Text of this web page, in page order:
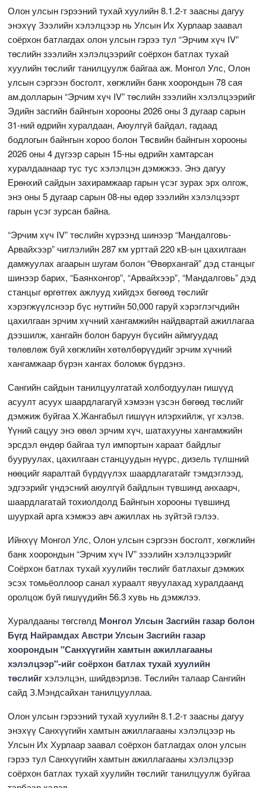
Олон улсын гэрээний тухай хуулийн 8.1.2-т заасны дагуу
энэхүү Зээлийн хэлэлцээр нь Улсын Их Хурлаар заавал
соёрхон батлагдах олон улсын гэрээ тул “Эрчим хүч IV”
төслийн зээлийн хэлэлцээрийг соёрхон батлах тухай
хуулийн төслийг танилцуулж байгаа аж. Монгол Улс, Олон
улсын сэргээн босголт, хөгжлийн банк хоорондын 78 сая
ам.долларын “Эрчим хүч IV” төслийн зээлийн хэлэлцээрийг
Эдийн засгийн байнгын хорооны 2026 оны 3 дугаар сарын
31-ний өдрийн хуралдаан, Аюулгүй байдал, гадаад
бодлогын байнгын хороо болон Төсвийн байнгын хорооны
2026 оны 4 дүгээр сарын 15-ны өдрийн хамтарсан
хуралдаанаар тус тус хэлэлцэн дэмжжээ. Энэ дагуу
Ерөнхий сайдын захирамжаар гарын үсэг зурах эрх олгож,
энэ оны 5 дугаар сарын 08-ны өдөр зээлийн хэлэлцээрт
гарын үсэг зурсан байна.
“Эрчим хүч IV” төслийн хүрээнд шинээр “Мандалговь-
Арвайхээр” чиглэлийн 287 км урттай 220 кВ-ын цахилгаан
дамжуулах агаарын шугам болон “Өвөрхангай” дэд станцыг
шинээр барих, “Баянхонгор”, “Арвайхээр”, “Мандалговь” дэд
станцыг өргөтгөх ажлууд хийгдэх бөгөөд төслийг
хэрэгжүүлснээр бүс нутгийн 50,000 гаруй хэрэглэгчдийн
цахилгаан эрчим хүчний хангамжийн найдвартай ажиллагаа
дээшилж, хангайн болон баруун бүсийн аймгуудад
төлөвлөж буй хөгжлийн хөтөлбөрүүдийг эрчим хүчний
хангамжаар бүрэн хангах боломж бүрдэнэ.
Сангийн сайдын танилцуулгатай холбогдуулан гишүүд
асуулт асуух шаардлагагүй хэмээн үзсэн бөгөөд төслийг
дэмжиж буйгаа Х.Жангабыл гишүүн илэрхийлж, үг хэлэв.
Үүний сацуу энэ өвөл эрчим хүч, шатахууны хангамжийн
эрсдэл өндөр байгаа тул импортын хараат байдлыг
бууруулах, цахилгаан станцуудын нүүрс, дизель түлшний
нөөцийг яаралтай бүрдүүлэх шаардлагатайг тэмдэглээд,
эдгээрийг үндэсний аюулгүй байдлын түвшинд анхаарч,
шаардлагатай тохиолдолд Байнгын хорооны түвшинд
шуурхай арга хэмжээ авч ажиллах нь зүйтэй гэлээ.
Ийнхүү Монгол Улс, Олон улсын сэргээн босголт, хөгжлийн
банк хоорондын “Эрчим хүч IV” зээлийн хэлэлцээрийг
Соёрхон батлах тухай хуулийн төслийг батлахыг дэмжих
эсэх томьёоллоор санал хураалт явуулахад хуралдаанд
оролцож буй гишүүдийн 56.3 хувь нь дэмжлээ.
Хуралдааны төгсгөлд Монгол Улсын Засгийн газар болон
Бүгд Найрамдах Австри Улсын Засгийн газар
хоорондын "Санхүүгийн хамтын ажиллагааны
хэлэлцээр"-ийг соёрхон батлах тухай хуулийн
төслийгхэлэлцэн, шийдвэрлэв. Төслийн талаар Сангийн
сайд З.Мэндсайхан танилцууллаа.
Олон улсын гэрээний тухай хуулийн 8.1.2-т заасны дагуу
энэхүү Санхүүгийн хамтын ажиллагааны хэлэлцээр нь
Улсын Их Хурлаар заавал соёрхон батлагдах олон улсын
гэрээ тул Санхүүгийн хамтын ажиллагааны хэлэлцээр
соёрхон батлах тухай хуулийн төслийг танилцуулж буйгаа